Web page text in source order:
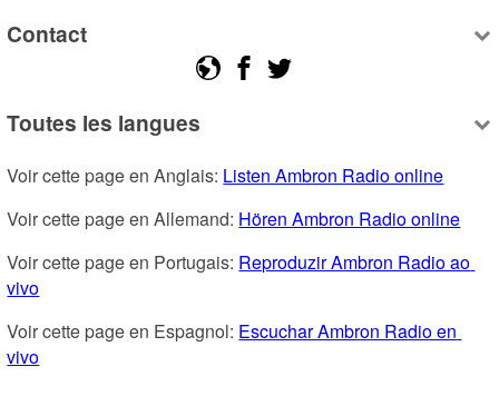
Contact
Toutes les langues
Voir cette page en Anglais: Listen Ambron Radio online
Voir cette page en Allemand: Hören Ambron Radio online
Voir cette page en Portugais: Reproduzir Ambron Radio ao
vivo
Voir cette page en Espagnol: Escuchar Ambron Radio en
vivo